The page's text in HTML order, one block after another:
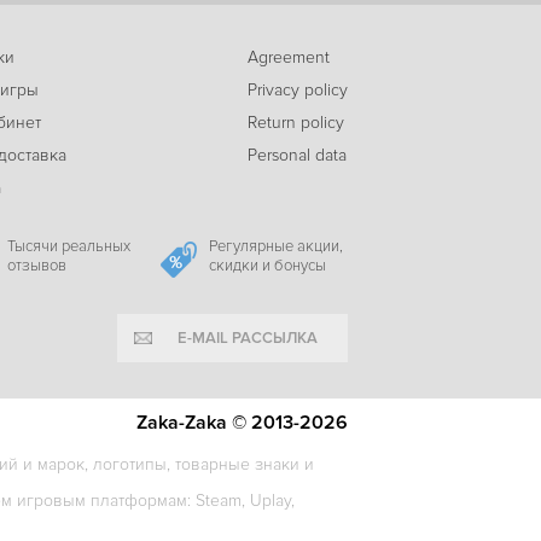
Agreement
Privacy policy
Return policy
Personal data
Тысячи реальных
отзывов
Регулярные акции,
скидки и бонусы
E-MAIL РАССЫЛКА
и марок, логотипы, товарные знаки и
игровым платформам: Steam, Uplay,
Zaka-Zaka © 2013-2026